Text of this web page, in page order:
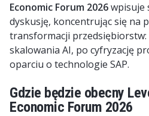
Economic Forum 2026wpisuje
dyskusję, koncentrując się na
transformacji
skalowania AI, po cyfryzację
oparciu o technologie SAP.
Gdzie będzie obecny
Economic Forum 2026